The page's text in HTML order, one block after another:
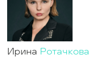
Ирина Ротачкова